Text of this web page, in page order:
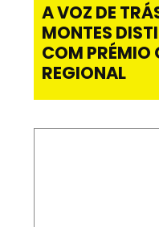
A VOZ DE
MONTES
COM PRÉMIO
REGIONAL